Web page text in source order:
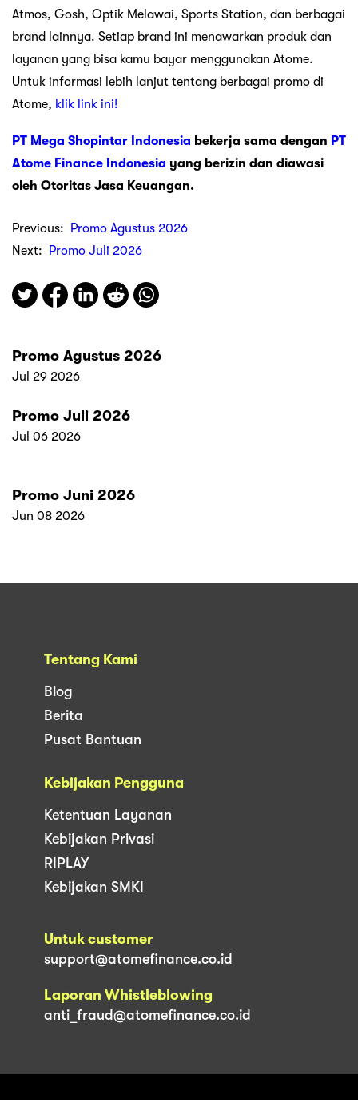
Atmos, Gosh, Optik Melawai, Sports Station, dan berbagai
brand lainnya. Setiap brand ini menawarkan produk dan
layanan yang bisa kamu bayar menggunakan Atome.
Untuk informasi lebih lanjut tentang berbagai promo di
Atome, klik link ini!
PT Mega Shopintar Indonesia bekerja sama dengan PT
Atome Finance Indonesia yang berizin dan diawasi
oleh Otoritas Jasa Keuangan.
Previous:
Promo Agustus 2026
Next:
Promo Juli 2026
Promo Agustus 2026
Jul 29 2026
Promo Juli 2026
Jul 06 2026
Promo Juni 2026
Jun 08 2026
Tentang Kami
Blog
Berita
Pusat Bantuan
Kebijakan Pengguna
Ketentuan Layanan
Kebijakan Privasi
RIPLAY
Kebijakan SMKI
Untuk customer
support@atomefinance.co.id
Laporan Whistleblowing
anti_fraud@atomefinance.co.id